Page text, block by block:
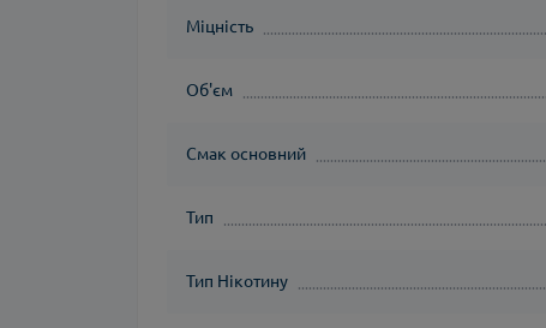
Міцність
Об'єм
Смак основний
Тип
Тип Нікотину